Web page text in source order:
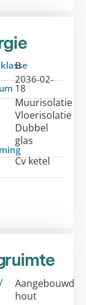
B
2036-02-
18
Muurisolatie
Vloerisolatie
Dubbel
glas
Cv ketel
Aangebouwd
hout